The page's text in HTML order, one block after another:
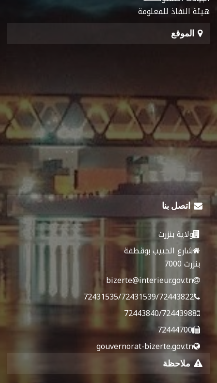
هيئة النفاذ للمعلومة
الموقع
اتصل بنا
ولاية بنزرت
شارع الحبيب بوقطفة
بنزرت 7000
bizerte@interieur.gov.tn
72431535/72431539/72443822
72443840/72443988
72444700
gouvernorat-bizerte.gov.tn
ملاحظة